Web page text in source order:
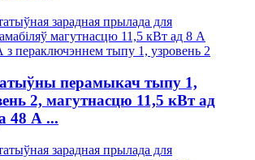
перамыкач тыпу 1,
2, магутнасцю 11,5 кВт ад
48 А ...